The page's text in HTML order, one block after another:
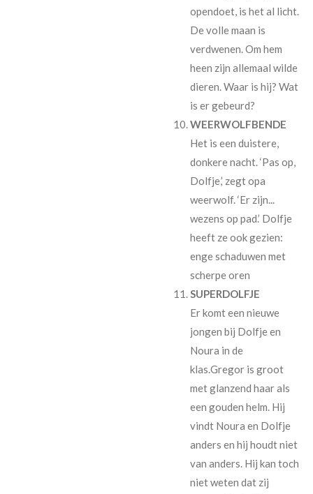
opendoet, is het al licht.
De volle maan is
verdwenen. Om hem
heen zijn allemaal wilde
dieren. Waar is hij? Wat
is er gebeurd?
WEERWOLFBENDE
Het is een duistere,
donkere nacht. ‘Pas op,
Dolfje,’ zegt opa
weerwolf. ‘Er zijn...
wezens op pad.’ Dolfje
heeft ze ook gezien:
enge schaduwen met
scherpe oren
SUPERDOLFJE
Er komt een nieuwe
jongen bij Dolfje en
Noura in de
klas.Gregor is groot
met glanzend haar als
een gouden helm. Hij
vindt Noura en Dolfje
anders en hij houdt niet
van anders. Hij kan toch
niet weten dat zij